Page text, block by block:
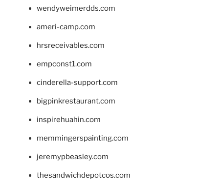
wendyweimerdds.com
ameri-camp.com
hrsreceivables.com
empconst1.com
cinderella-support.com
bigpinkrestaurant.com
inspirehuahin.com
memmingerspainting.com
jeremypbeasley.com
thesandwichdepotcos.com